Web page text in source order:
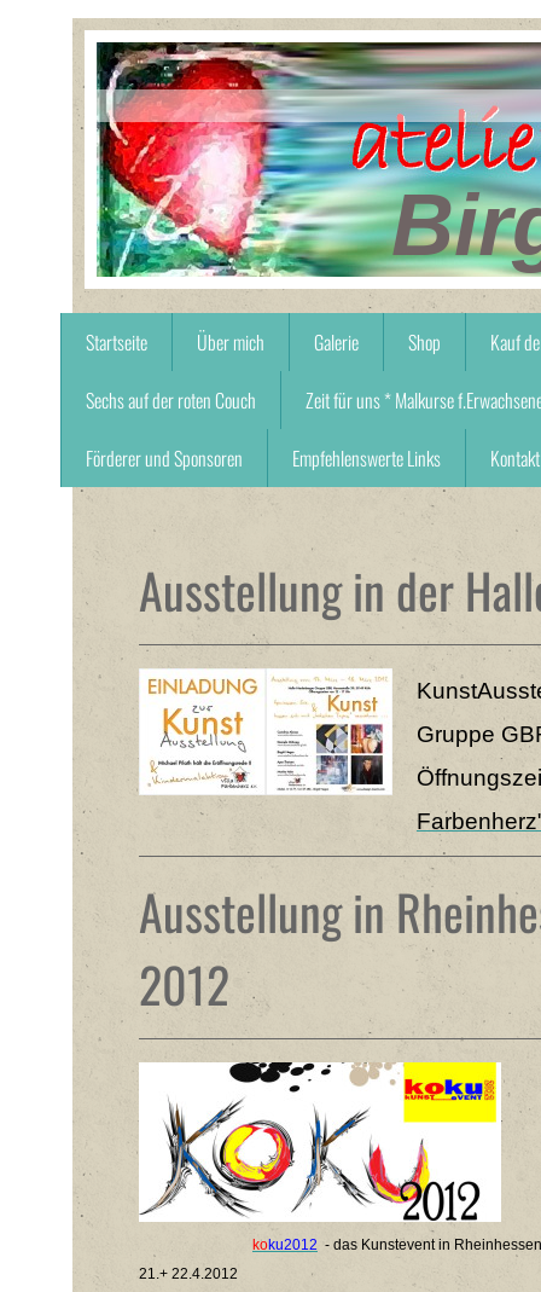
Startseite Über mich Galerie Shop
Kauf
Sechs auf der roten Couch
Zeit für uns * Malkurse
Förderer und Sponsoren
Empfehlenswerte Links Kontakt
Ausstellung in der
Gruppe
Ausstellung in
2012
21.+ 22.4.2012
koku2012 - das Kunstevent in